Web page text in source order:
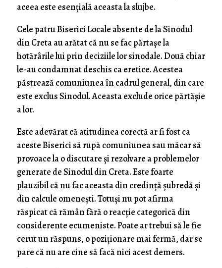
aceea este esențială aceasta la slujbe.
Cele patru Biserici Locale absente de la Sinodul
din Creta au arătat că nu se fac părtașe la
hotărârile lui prin deciziile lor sinodale. Două chiar
le-au condamnat deschis ca eretice. Acestea
păstrează comuniunea în cadrul general, din care
este exclus Sinodul. Aceasta exclude orice părtășie
a lor.
Este adevărat că atitudinea corectă ar fi fost ca
aceste Biserici să rupă comuniunea sau măcar să
provoace la o discutare și rezolvare a problemelor
generate de Sinodul din Creta. Este foarte
plauzibil că nu fac aceasta din credință șubredă și
din calcule omenești. Totuși nu pot afirma
răspicat că rămân fără o reacție categorică din
considerente ecumeniste. Poate ar trebui să le fie
cerut un răspuns, o poziționare mai fermă, dar se
pare că nu are cine să facă nici acest demers.